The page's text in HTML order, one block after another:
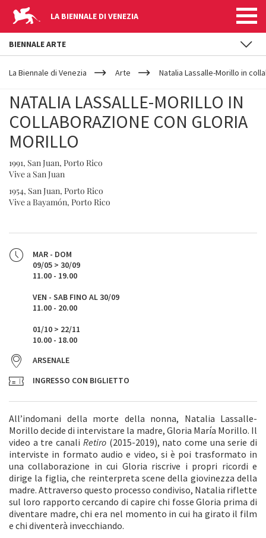
LA BIENNALE DI VENEZIA
YOUR
ARE
La Biennale di Venezia Arte Natalia Lassalle-Morillo in
NATALIA LASSALLE-MORILLO IN
COLLABORAZIONE CON GLORIA
MORILLO
1991, San Juan, Porto Rico
Vive a San Juan
1954, San Juan, Porto Rico
Vive a Bayamón, Porto Rico
MAR - DOM
09/05 > 30/09
11.00 - 19.00
VEN - SAB FINO AL 30/09
11.00 - 20.00
01/10 > 22/11
10.00 - 18.00
ARSENALE
INGRESSO CON BIGLIETTO
All’indomani della morte della nonna, Natalia Lassalle-
Morillo decide di intervistare la madre, Gloria María Morillo. Il
video a tre canali Retiro(2015-2019), nato come una serie di
interviste in formato audio e video, si è poi trasformato in
una collaborazione in cui Gloria riscrive i propri ricordi e
dirige la figlia, che reinterpreta scene della giovinezza della
madre. Attraverso questo processo condiviso, Natalia riflette
sul loro rapporto cercando di capire chi fosse Gloria prima di
diventare madre, chi era nel momento in cui ha girato il film
e chi diventerà invecchiando.
BIENNALE ARTE